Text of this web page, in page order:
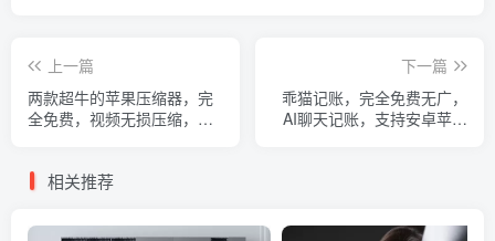
上一篇
两款超牛的苹果压缩器，完
全免费，视频无损压缩，压
下一篇
乖猫记账，完全免费无广，
AI聊天记账，支持安卓苹果
相关推荐